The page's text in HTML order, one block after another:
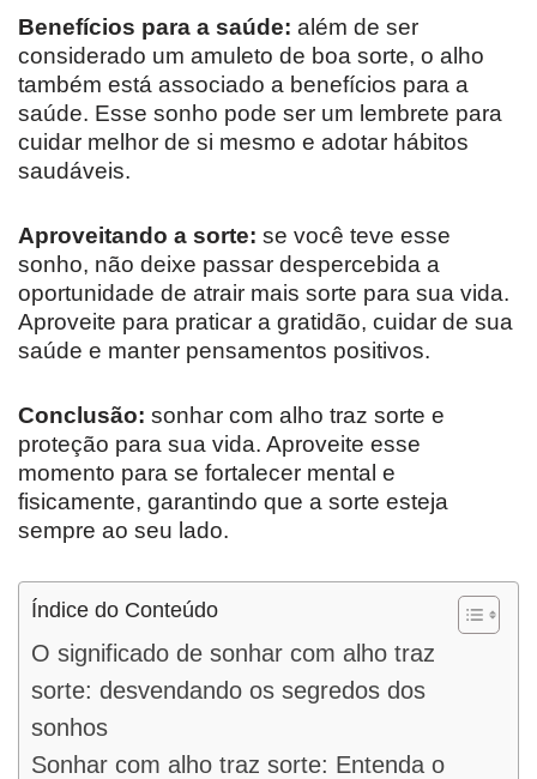
Benefícios para a saúde: além de ser
considerado um amuleto de boa sorte, o alho
também está associado a benefícios para a
saúde. Esse sonho pode ser um lembrete para
cuidar melhor de si mesmo e adotar hábitos
saudáveis.
Aproveitando a sorte: se você teve esse
sonho, não deixe passar despercebida a
oportunidade de atrair mais sorte para sua vida.
Aproveite para praticar a gratidão, cuidar de sua
saúde e manter pensamentos positivos.
Conclusão: sonhar com alho traz sorte e
proteção para sua vida. Aproveite esse
momento para se fortalecer mental e
fisicamente, garantindo que a sorte esteja
sempre ao seu lado.
Índice do Conteúdo
O significado de sonhar com alho traz
sorte: desvendando os segredos dos
sonhos
Sonhar com alho traz sorte: Entenda o